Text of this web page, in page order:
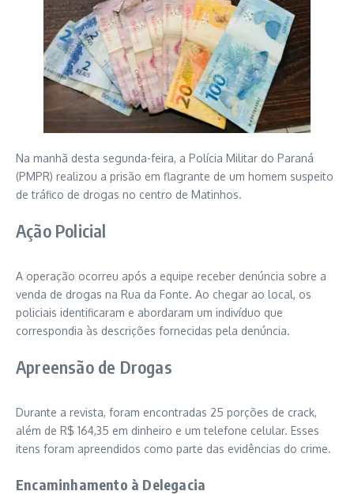
Na manhã desta segunda-feira, a Polícia Militar do Paraná
(PMPR) realizou a prisão em flagrante de um homem suspeito
de tráfico de drogas no centro de Matinhos.
Ação Policial
A operação ocorreu após a equipe receber denúncia sobre a
venda de drogas na Rua da Fonte. Ao chegar ao local, os
policiais identificaram e abordaram um indivíduo que
correspondia às descrições fornecidas pela denúncia.
Apreensão de Drogas
Durante a revista, foram encontradas 25 porções de crack,
além de R$ 164,35 em dinheiro e um telefone celular. Esses
itens foram apreendidos como parte das evidências do crime.
Encaminhamento à Delegacia